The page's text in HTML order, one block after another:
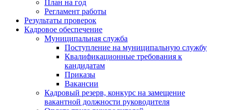
План на год
Регламент работы
Результаты проверок
Кадровое обеспечение
Муниципальная служба
Поступление на муниципальную службу
Квалификационные требования к
кандидатам
Приказы
Вакансии
Кадровый резерв, конкурс на замещение
вакантной должности руководителя